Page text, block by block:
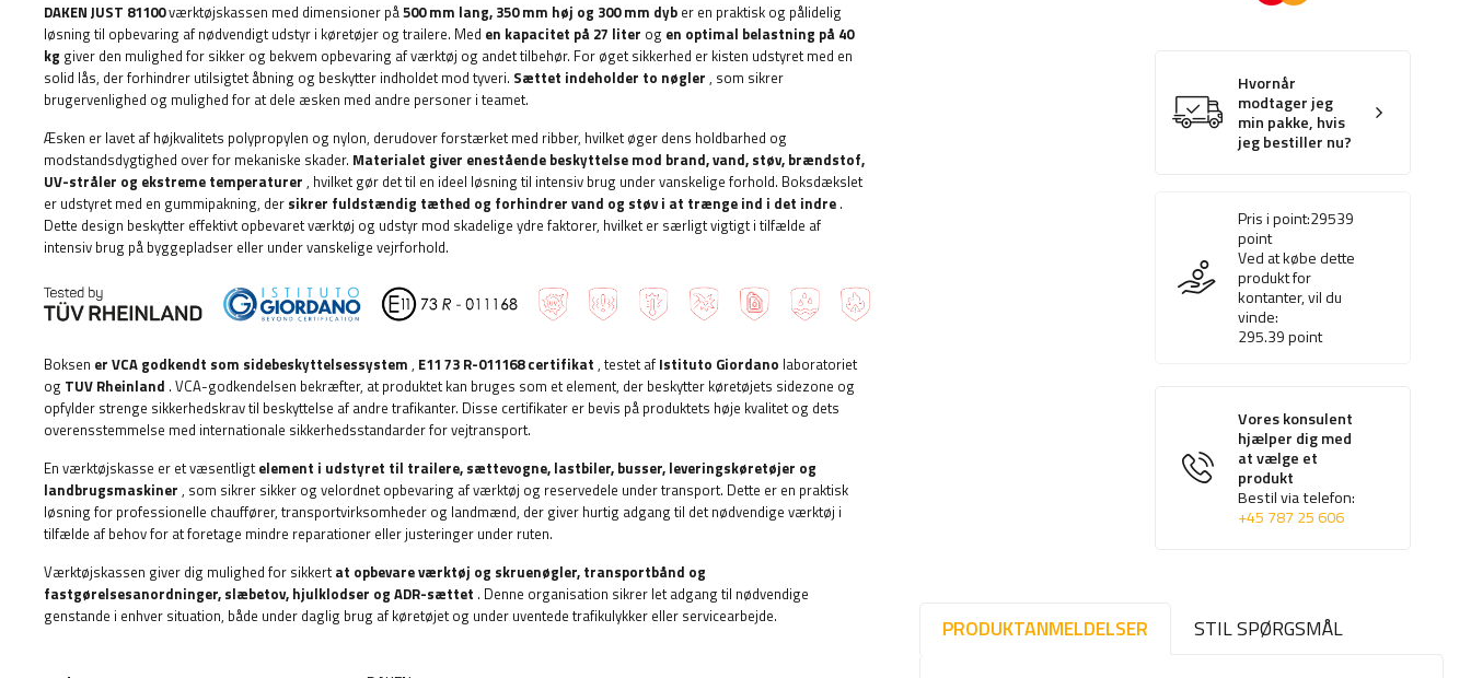
Hvornår
modtager jeg
min pakke, hvis
jeg bestiller nu?
Pris i point:29539
point
Ved at købe dette
produkt for
kontanter, vil du
vinde:
295.39point
Vores konsulent
hjælper dig med
at vælge et
produkt
Bestil via telefon:
+45 787 25 606
PRODUKTANMELDELSER STIL SPØRGSMÅL
DAKEN JUST 81100værktøjskassen med dimensioner på500 mm lang, 350 mm høj og 300 mm dyb er en praktisk og pålidelig
løsning til opbevaring af nødvendigt udstyr i køretøjer og trailere. Med en kapacitet på 27 liter og en optimal belastning på 40
kg giver den mulighed for sikker og bekvem opbevaring af værktøj og andet tilbehør. For øget sikkerhed er kisten udstyret med en
solid lås, der forhindrer utilsigtet åbning og beskytter indholdet mod tyveri. Sættet indeholder to nøgler , som sikrer
brugervenlighed og mulighed for at dele æsken med andre personer i teamet.
Æsken er lavet af højkvalitets polypropylen og nylon, derudover forstærket med ribber, hvilket øger dens holdbarhed og
modstandsdygtighed over for mekaniske skader. Materialet giver enestående beskyttelse mod brand, vand, støv, brændstof,
UV-stråler og ekstreme temperaturer , hvilket gør det til en ideel løsning til intensiv brug under vanskelige forhold. Boksdækslet
er udstyret med en gummipakning, der sikrer fuldstændig tæthed og forhindrer vand og støv i at trænge ind i det indre .
Dette design beskytter effektivt opbevaret værktøj og udstyr mod skadelige ydre faktorer, hvilket er særligt vigtigt i tilfælde af
intensiv brug på byggepladser eller under vanskelige vejrforhold.
Boksen er VCA godkendt som sidebeskyttelsessystem , E11 73 R-011168 certifikat , testet af Istituto Giordano laboratoriet
og TUV Rheinland . VCA-godkendelsen bekræfter, at produktet kan bruges som et element, der beskytter køretøjets sidezone og
opfylder strenge sikkerhedskrav til beskyttelse af andre trafikanter. Disse certifikater er bevis på produktets høje kvalitet og dets
overensstemmelse med internationale sikkerhedsstandarder for vejtransport.
En værktøjskasse er et væsentligtelement i udstyret til trailere, sættevogne, lastbiler, busser, leveringskøretøjer og
landbrugsmaskiner , som sikrer sikker og velordnet opbevaring af værktøj og reservedele under transport. Dette er en praktisk
løsning for professionelle chauffører, transportvirksomheder og landmænd, der giver hurtig adgang til det nødvendige værktøj i
tilfælde af behov for at foretage mindre reparationer eller justeringer under ruten.
Værktøjskassen giver dig mulighed for sikkertat opbevare værktøj og skruenøgler, transportbånd og
fastgørelsesanordninger, slæbetov, hjulklodser og ADR-sættet . Denne organisation sikrer let adgang til nødvendige
genstande i enhver situation, både under daglig brug af køretøjet og under uventede trafikulykker eller servicearbejde.